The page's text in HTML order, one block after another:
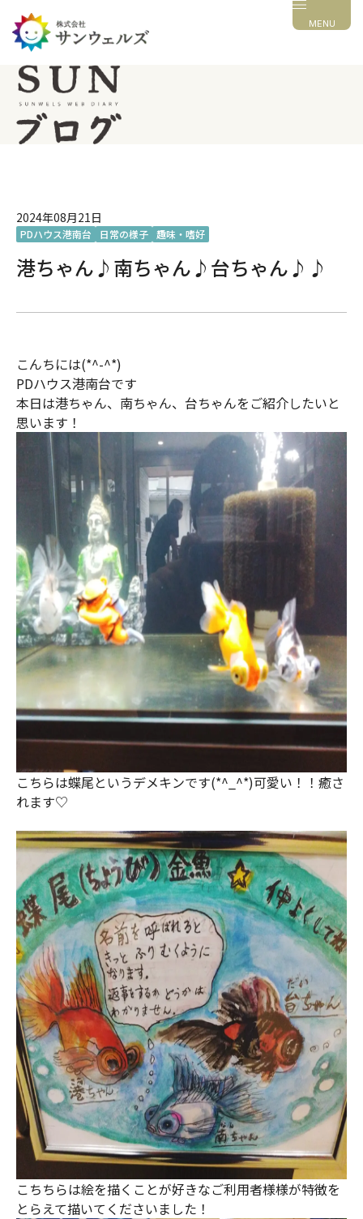
MENU
2024年08月21日
PDハウス港南台 日常の様子 趣味・嗜好
港ちゃん♪南ちゃん♪台ちゃん♪♪
こんちには(*^-^*)
PDハウス港南台です
本日は港ちゃん、南ちゃん、台ちゃんをご紹介したいと
思います！
こちらは蝶尾というデメキンです(*^_^*)可愛い！！癒さ
れます♡
こちちらは絵を描くことが好きなご利用者様様が特徴を
とらえて描いてくださいました！